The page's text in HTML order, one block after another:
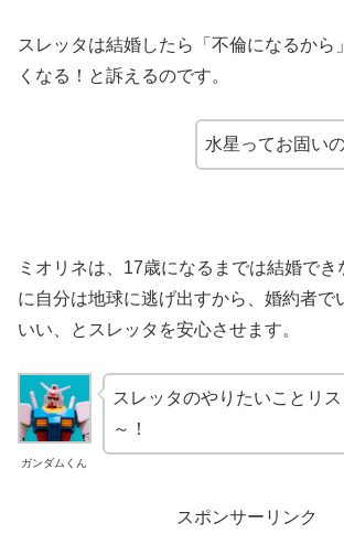
スレッタは結婚したら「不倫になるから
くなる！と訴えるのです。
水星ってお固い
ミオリネは、17歳になるまでは結婚で
に自分は地球に逃げ出すから、婚約者で
いい、とスレッタを安心させます。
ガンダムくん
スレッタのやりたいことリ
～！
スポンサーリンク